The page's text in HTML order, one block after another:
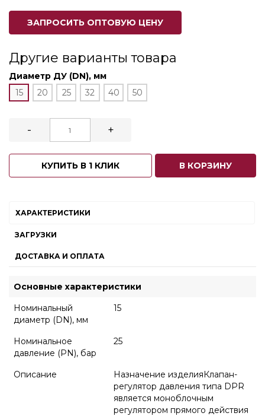
ЗАПРОСИТЬ ОПТОВУЮ ЦЕНУ
Другие варианты товара
Диаметр ДУ (DN), мм
15
20 25 32 40 50
- +
КУПИТЬ В 1 КЛИК В КОРЗИНУ
ХАРАКТЕРИСТИКИ
ЗАГРУЗКИ
ДОСТАВКА И ОПЛАТА
Основные характеристики
Номинальный
диаметр (DN), мм
15
Номинальное
давление (PN), бар
25
Описание
Назначение изделияКлапан-
регулятор давления типа DPR
является моноблочным
регулятором прямого действия